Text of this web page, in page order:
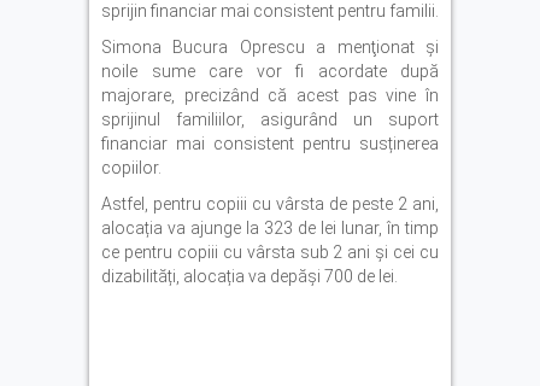
sprijin financiar mai consistent pentru familii.
Simona Bucura Oprescu a menţionat și
noile sume care vor fi acordate după
majorare, precizând că acest pas vine în
sprijinul familiilor, asigurând un suport
financiar mai consistent pentru susținerea
copiilor.
Astfel, pentru copiii cu vârsta de peste 2 ani,
alocația va ajunge la 323 de lei lunar, în timp
ce pentru copiii cu vârsta sub 2 ani și cei cu
dizabilități, alocația va depăși 700 de lei.